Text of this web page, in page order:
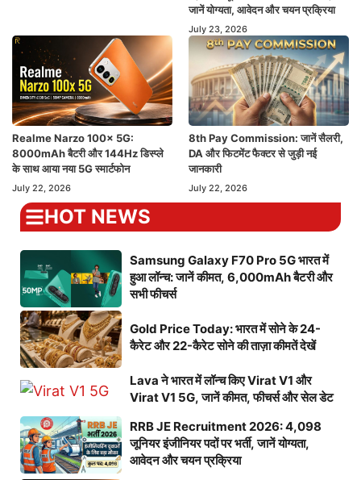
जानें योग्यता, आवेदन और चयन प्रक्रिया
July 23, 2026
Realme Narzo 100x 5G:
8000mAh बैटरी और 144Hz डिस्प्ले
के साथ आया नया 5G स्मार्टफोन
July 22, 2026
8th Pay Commission: जानें सैलरी,
DA और फिटमेंट फैक्टर से जुड़ी नई
जानकारी
July 22, 2026
HOT NEWS
Samsung Galaxy F70 Pro 5G भारत में
हुआ लॉन्च: जानें कीमत, 6,000mAh बैटरी और
सभी फीचर्स
Gold Price Today: भारत में सोने के 24-
कैरेट और 22-कैरेट सोने की ताज़ा कीमतें देखें
Lava ने भारत में लॉन्च किए Virat V1 और
Virat V1 5G, जानें कीमत, फीचर्स और सेल डेट
RRB JE Recruitment 2026: 4,098
जूनियर इंजीनियर पदों पर भर्ती, जानें योग्यता,
आवेदन और चयन प्रक्रिया